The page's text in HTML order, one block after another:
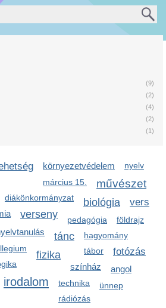
(9)
(2)
(4)
(2)
(1)
környezetvédelem
nyelv
március 15.
művészet
diákönkormányzat biológia vers
verseny pedagógia földrajz
tánc hagyomány
tábor fotózás
fizika
színház angol
irodalom technika ünnep
rádiózás